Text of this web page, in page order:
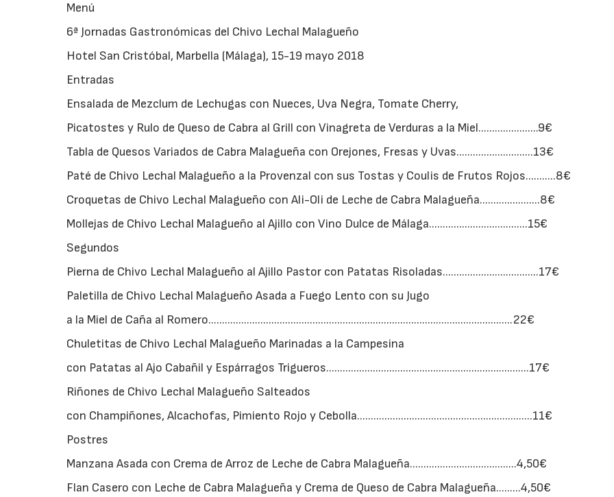
Menú
6ª Jornadas Gastronómicas del Chivo Lechal Malagueño
Hotel San Cristóbal, Marbella (Málaga), 15-19 mayo 2018
Entradas
Ensalada de Mezclum de Lechugas con Nueces, Uva Negra, Tomate Cherry,
Picatostes y Rulo de Queso de Cabra al Grill con Vinagreta de Verduras a la Miel......................9€
Tabla de Quesos Variados de Cabra Malagueña con Orejones, Fresas y Uvas............................13€
Paté de Chivo Lechal Malagueño a la Provenzal con sus Tostas y Coulis de Frutos Rojos...........8€
Croquetas de Chivo Lechal Malagueño con Ali-Oli de Leche de Cabra Malagueña......................8€
Mollejas de Chivo Lechal Malagueño al Ajillo con Vino Dulce de Málaga....................................15€
Segundos
Pierna de Chivo Lechal Malagueño al Ajillo Pastor con Patatas Risoladas...................................17€
Paletilla de Chivo Lechal Malagueño Asada a Fuego Lento con su Jugo
a la Miel de Caña al Romero...............................................................................................................22€
Chuletitas de Chivo Lechal Malagueño Marinadas a la Campesina
con Patatas al Ajo Cabañil y Espárragos Trigueros..........................................................................17€
Riñones de Chivo Lechal Malagueño Salteados
con Champiñones, Alcachofas, Pimiento Rojo y Cebolla................................................................11€
Postres
Manzana Asada con Crema de Arroz de Leche de Cabra Malagueña.......................................4,50€
Flan Casero con Leche de Cabra Malagueña y Crema de Queso de Cabra Malagueña.........4,50€